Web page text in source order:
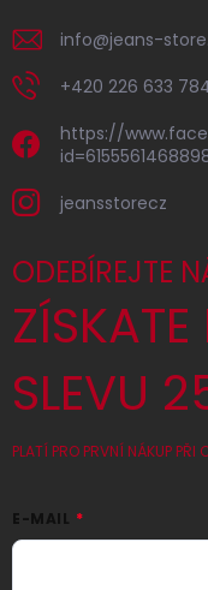
info@jeans-
+420 226 633
https://
jeansstorecz
ODEBÍREJTE
SLEVU
PLATÍ PRO PRVNÍ NÁKUP
E-MAIL